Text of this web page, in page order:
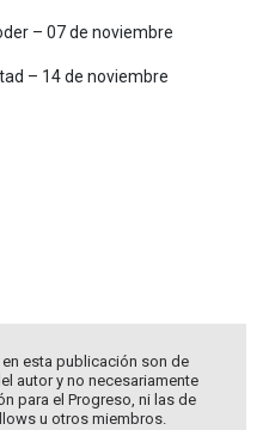
– 07 de noviembre
– 14 de noviembre
esta publicación son de
autor y no necesariamente
para el Progreso, ni las de
u otros miembros.